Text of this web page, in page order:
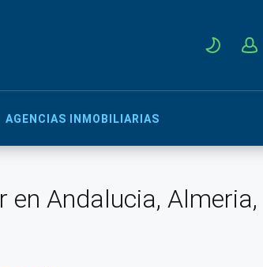
AGENCIAS INMOBILIARIAS
en Andalucia, Almeria,